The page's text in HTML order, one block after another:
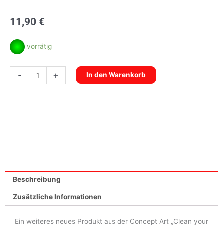
11,90 €
vorrätig
-
Clean
Powder
500
+ In den Warenkorb
Beschreibung
Zusätzliche Informationen
Ein weiteres neues Produkt aus der Concept Art „Clean your